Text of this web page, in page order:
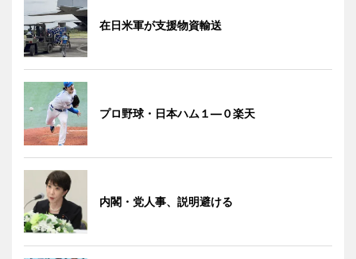
在日米軍が支援物資輸送
プロ野球・日本ハム１―０楽天
内閣・党人事、説明避ける